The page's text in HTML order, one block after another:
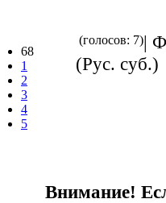
68
1
2
3
4
5
(голосов: 7)|
(Рус. суб.)
Внимание!